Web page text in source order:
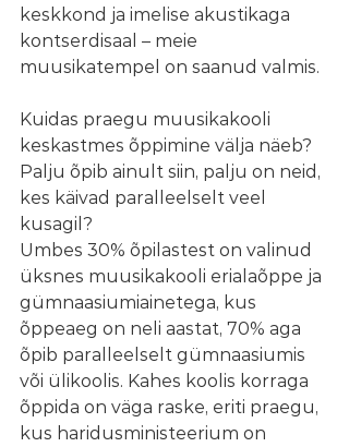
keskkond ja imelise akustikaga
kontserdisaal – meie
muusikatempel on saanud valmis.
Kuidas praegu muusikakooli
keskastmes õppimine välja näeb?
Palju õpib ainult siin, palju on neid,
kes käivad paralleelselt veel
kusagil?
Umbes 30% õpilastest on valinud
üksnes muusikakooli erialaõppe ja
gümnaasiumiainetega, kus
õppeaeg on neli aastat, 70% aga
õpib paralleelselt gümnaasiumis
või ülikoolis. Kahes koolis korraga
õppida on väga raske, eriti praegu,
kus haridusministeerium on